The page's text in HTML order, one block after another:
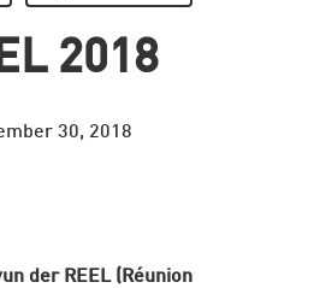
2018
30, 2018
der REEL (Réunion